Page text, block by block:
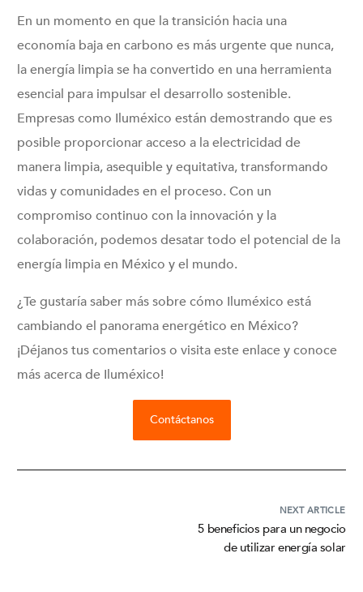
En un momento en que la transición hacia una
economía baja en carbono es más urgente que nunca,
la energía limpia se ha convertido en una herramienta
esencial para impulsar el desarrollo sostenible.
Empresas como Iluméxico están demostrando que es
posible proporcionar acceso a la electricidad de
manera limpia, asequible y equitativa, transformando
vidas y comunidades en el proceso. Con un
compromiso continuo con la innovación y la
colaboración, podemos desatar todo el potencial de la
energía limpia en México y el mundo.
¿Te gustaría saber más sobre cómo Iluméxico está
cambiando el panorama energético en México?
¡Déjanos tus comentarios o visita este enlace y conoce
más acerca de Iluméxico!
Contáctanos
NEXT ARTICLE
5 beneficios para un negocio
de utilizar energía solar